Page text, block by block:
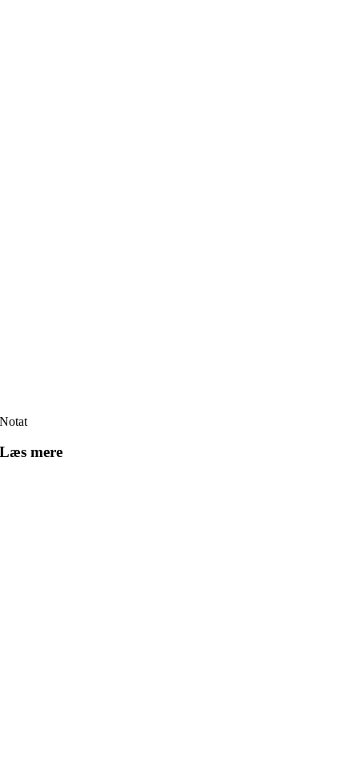
Notat
Læs mere